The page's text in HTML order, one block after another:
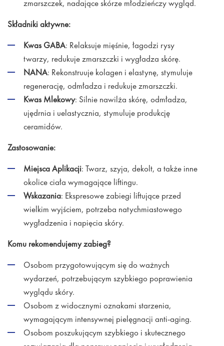
zmarszczek, nadające skórze młodzieńczy wygląd.
Składniki aktywne:
Kwas GABA: Relaksuje mięśnie, łagodzi rysy
twarzy, redukuje zmarszczki i wygładza skórę.
NANA: Rekonstruuje kolagen i elastynę, stymuluje
regenerację, odmładza i redukuje zmarszczki.
Kwas Mlekowy: Silnie nawilża skórę, odmładza,
ujędrnia i uelastycznia, stymuluje produkcję
ceramidów.
Zastosowanie:
Miejsca Aplikacji: Twarz, szyja, dekolt, a także inne
okolice ciała wymagające liftingu.
Wskazania: Ekspresowe zabiegi liftujące przed
wielkim wyjściem, potrzeba natychmiastowego
wygładzenia i napięcia skóry.
Komu rekomendujemy zabieg?
Osobom przygotowującym się do ważnych
wydarzeń, potrzebującym szybkiego poprawienia
wyglądu skóry.
Osobom z widocznymi oznakami starzenia,
wymagającym intensywnej pielęgnacji anti-aging.
Osobom poszukującym szybkiego i skutecznego